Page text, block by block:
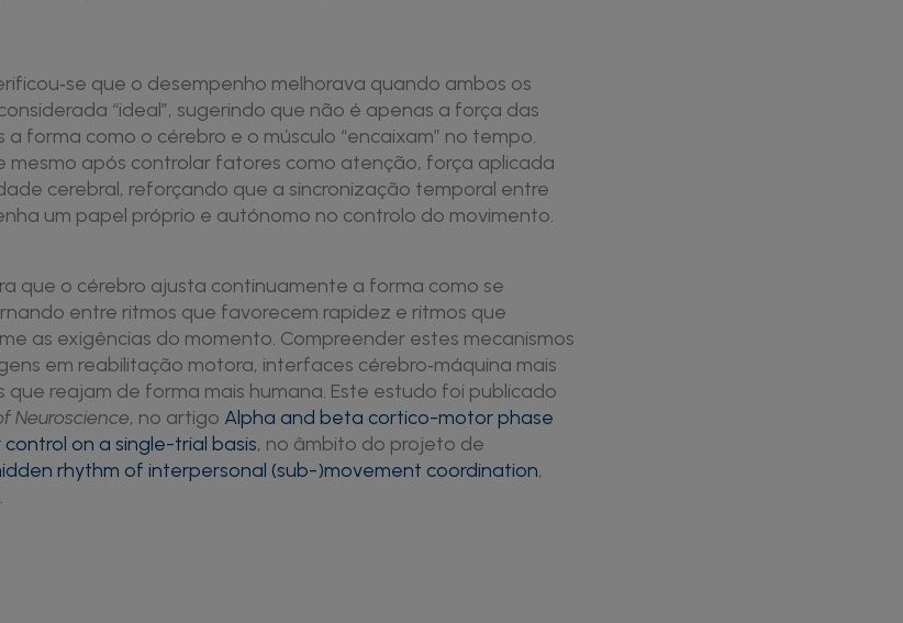
que o desempenho melhorava quando ambos os
“ideal”, sugerindo que não é apenas a força das
forma como o cérebro e o músculo “encaixam” no tempo.
mesmo após controlar fatores como atenção, força aplicada
cerebral, reforçando que a sincronização temporal entre
um papel próprio e autónomo no controlo do movimento.
que o cérebro ajusta continuamente a forma como se
entre ritmos que favorecem rapidez e ritmos que
as exigências do momento. Compreender estes mecanismos
em reabilitação motora, interfaces cérebro‑máquina mais
que reajam de forma mais humana. Este estudo foi publicado
Neuroscience, no artigo Alpha and beta cortico-motor phase
on a single-trial basis, no âmbito do projeto de
rhythm of interpersonal (sub-)movement coordination,